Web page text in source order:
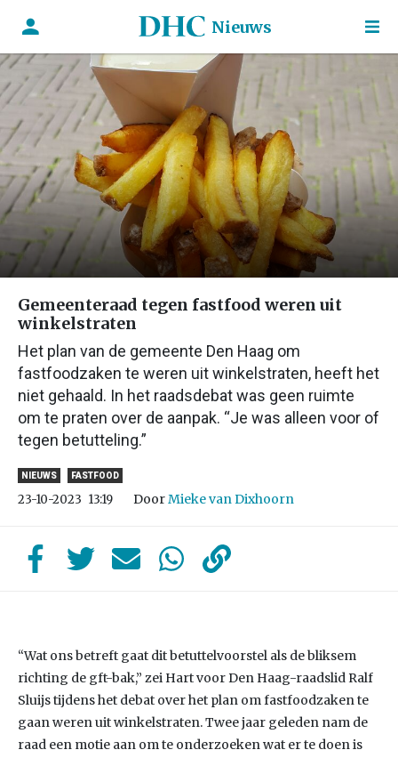
Nieuws
Gemeenteraad tegen fastfood weren uit
winkelstraten
Het plan van de gemeente Den Haag om
fastfoodzaken te weren uit winkelstraten, heeft het
niet gehaald. In het raadsdebat was geen ruimte
om te praten over de aanpak. “Je was alleen voor of
tegen betutteling.”
NIEUWS FASTFOOD
23-10-2023 13:19 DoorMieke van Dixhoorn
“Wat ons betreft gaat dit betuttelvoorstel als de bliksem
richting de gft-bak,” zei Hart voor Den Haag-raadslid Ralf
Sluijs tijdens het debat over het plan om fastfoodzaken te
gaan weren uit winkelstraten. Twee jaar geleden nam de
raad een motie aan om te onderzoeken wat er te doen is